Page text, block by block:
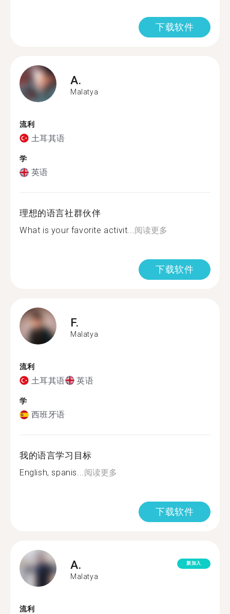
下载软件
A.
Malatya
流利
土耳其语
学
英语
理想的语言社群伙伴
What is your favorite activit...阅读更多
下载软件
F.
Malatya
流利
土耳其语 英语
学
西班牙语
我的语言学习目标
English, spanis...阅读更多
下载软件
A.
Malatya
新加入
流利